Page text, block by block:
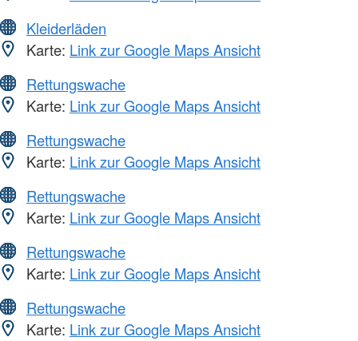
Kleiderläden
Karte: Link zur Google Maps Ansicht
Rettungswache
Karte: Link zur Google Maps Ansicht
Rettungswache
Karte: Link zur Google Maps Ansicht
Rettungswache
Karte: Link zur Google Maps Ansicht
Rettungswache
Karte: Link zur Google Maps Ansicht
Rettungswache
Karte: Link zur Google Maps Ansicht